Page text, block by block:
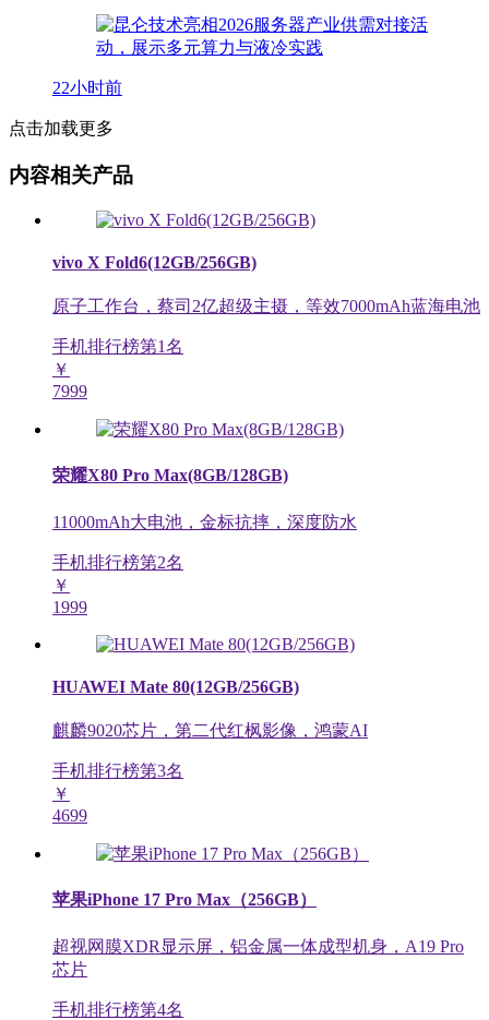
22小时前
点击加载更多
内容相关产品
vivo X Fold6(12GB/256GB)
原子工作台，蔡司2亿超级主摄，等效7000mAh蓝海电池
手机排行榜第1名
￥
7999
荣耀X80 Pro Max(8GB/128GB)
11000mAh大电池，金标抗摔，深度防水
手机排行榜第2名
￥
1999
HUAWEI Mate 80(12GB/256GB)
麒麟9020芯片，第二代红枫影像，鸿蒙AI
手机排行榜第3名
￥
4699
苹果iPhone 17 Pro Max（256GB）
超视网膜XDR显示屏，铝金属一体成型机身，A19 Pro
芯片
手机排行榜第4名